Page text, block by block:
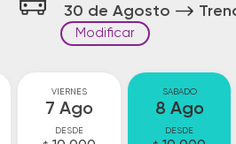
30 de Agosto
Modificar
VIERNES
7 Ago
DESDE
SABADO
8 Ago
DESDE